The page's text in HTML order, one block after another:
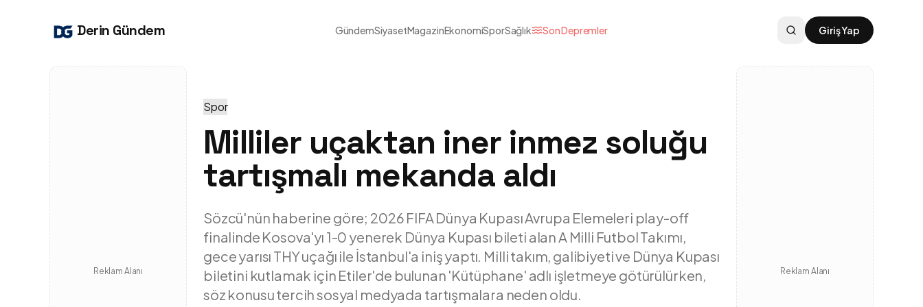
Derin Gündem GündemSiyasetMagazinEkonomiSporSağlık Son Depremler Giriş Yap
Reklam Alanı
Spor
Milliler uçaktan iner inmez soluğu
tartışmalı mekanda aldı
Sözcü'nün haberine göre; 2026 FIFA Dünya Kupası Avrupa Elemeleri play-off
finalinde Kosova'yı 1-0 yenerek Dünya Kupası bileti alan A Milli Futbol Takımı,
gece yarısı THY uçağı ile İstanbul'a iniş yaptı. Milli takım, galibiyeti ve Dünya Kupası
biletini kutlamak için Etiler'de bulunan 'Kütüphane' adlı işletmeye götürülürken,
söz konusu tercih sosyal medyada tartışmalara neden oldu.
Reklam Alanı